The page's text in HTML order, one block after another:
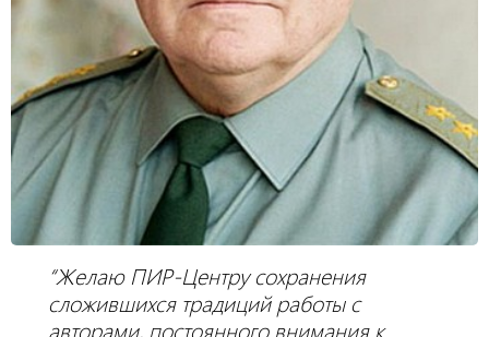
“Желаю ПИР-Центру сохранения
сложившихся традиций работы с
авторами, постоянного внимания к